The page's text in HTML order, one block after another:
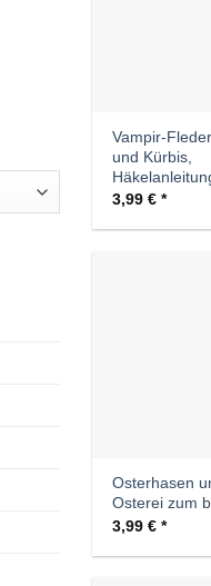
Vampir-
und Kürbis,
3,99 €
Osterhasen
Osterei zum
3,99 €